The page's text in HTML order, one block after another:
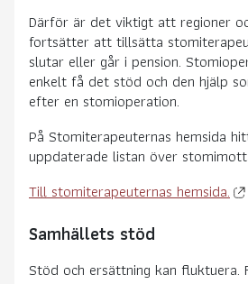
Därför är det viktigt att regioner
fortsätter att tillsätta
slutar eller går i pension.
enkelt få det stöd och den hjälp
efter en stomioperation.
På Stomiterapeuternas hemsida
uppdaterade listan över
Till stomiterapeuternas hemsida.
Samhällets stöd
Stöd och ersättning kan fluktuera.